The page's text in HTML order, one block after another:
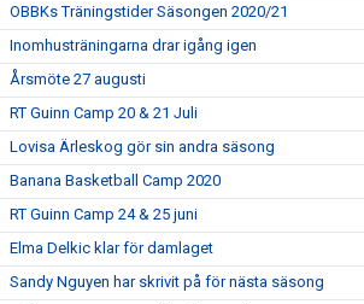
OBBKs Träningstider Säsongen 2020/21
Inomhusträningarna drar igång igen
Årsmöte 27 augusti
RT Guinn Camp 20 & 21 Juli
Lovisa Ärleskog gör sin andra säsong
Banana Basketball Camp 2020
RT Guinn Camp 24 & 25 juni
Elma Delkic klar för damlaget
Sandy Nguyen har skrivit på för nästa säsong